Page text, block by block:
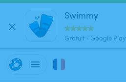
Swimmy
Gratuit - Google Play